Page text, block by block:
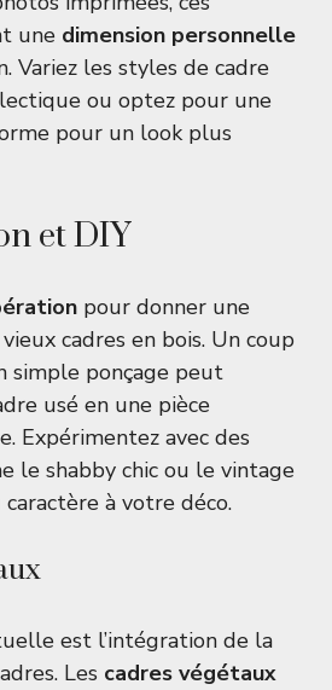
une dimension personnelle
Variez les styles de cadre
ou optez pour une
pour un look plus
et DIY
pour donner une
cadres en bois. Un coup
simple ponçage peut
usé en une pièce
Expérimentez avec des
le shabby chic ou le vintage
à votre déco.
est l’intégration de la
Les cadres végétaux